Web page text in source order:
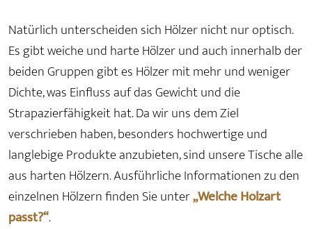
Natürlich unterscheiden sich Hölzer nicht nur optisch.
Es gibt weiche und harte Hölzer und auch innerhalb der
beiden Gruppen gibt es Hölzer mit mehr und weniger
Dichte, was Einfluss auf das Gewicht und die
Strapazierfähigkeit hat. Da wir uns dem Ziel
verschrieben haben, besonders hochwertige und
langlebige Produkte anzubieten, sind unsere Tische alle
aus harten Hölzern. Ausführliche Informationen zu den
einzelnen Hölzern finden Sie unter„Welche Holzart
passt?“.